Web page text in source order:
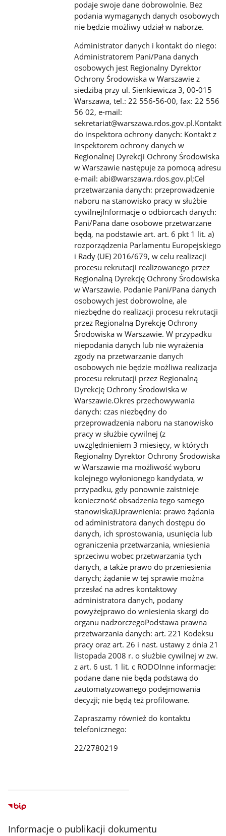
podaje swoje dane dobrowolnie. Bez
podania wymaganych danych osobowych
nie będzie możliwy udział w naborze.
Administrator danych i kontakt do niego:
Administratorem Pani/Pana danych
osobowych jest Regionalny Dyrektor
Ochrony Środowiska w Warszawie z
siedzibą przy ul. Sienkiewicza 3, 00-015
Warszawa, tel.: 22 556-56-00, fax: 22 556
56 02, e-mail:
sekretariat@warszawa.rdos.gov.pl.Kontakt
do inspektora ochrony danych: Kontakt z
inspektorem ochrony danych w
Regionalnej Dyrekcji Ochrony Środowiska
w Warszawie następuje za pomocą adresu
e-mail: abi@warszawa.rdos.gov.pl;Cel
przetwarzania danych: przeprowadzenie
naboru na stanowisko pracy w służbie
cywilnejInformacje o odbiorcach danych:
Pani/Pana dane osobowe przetwarzane
będą, na podstawie art. art. 6 pkt 1 lit. a)
rozporządzenia Parlamentu Europejskiego
i Rady (UE) 2016/679, w celu realizacji
procesu rekrutacji realizowanego przez
Regionalną Dyrekcję Ochrony Środowiska
w Warszawie. Podanie Pani/Pana danych
osobowych jest dobrowolne, ale
niezbędne do realizacji procesu rekrutacji
przez Regionalną Dyrekcję Ochrony
Środowiska w Warszawie. W przypadku
niepodania danych lub nie wyrażenia
zgody na przetwarzanie danych
osobowych nie będzie możliwa realizacja
procesu rekrutacji przez Regionalną
Dyrekcję Ochrony Środowiska w
Warszawie.Okres przechowywania
danych: czas niezbędny do
przeprowadzenia naboru na stanowisko
pracy w służbie cywilnej (z
uwzględnieniem 3 miesięcy, w których
Regionalny Dyrektor Ochrony Środowiska
w Warszawie ma możliwość wyboru
kolejnego wyłonionego kandydata, w
przypadku, gdy ponownie zaistnieje
konieczność obsadzenia tego samego
stanowiska)Uprawnienia: prawo żądania
od administratora danych dostępu do
danych, ich sprostowania, usunięcia lub
ograniczenia przetwarzania, wniesienia
sprzeciwu wobec przetwarzania tych
danych, a także prawo do przeniesienia
danych; żądanie w tej sprawie można
przesłać na adres kontaktowy
administratora danych, podany
powyżejprawo do wniesienia skargi do
organu nadzorczegoPodstawa prawna
przetwarzania danych: art. 221 Kodeksu
pracy oraz art. 26 i nast. ustawy z dnia 21
listopada 2008 r. o służbie cywilnej w zw.
z art. 6 ust. 1 lit. c RODOInne informacje:
podane dane nie będą podstawą do
zautomatyzowanego podejmowania
decyzji; nie będą też profilowane.
Zapraszamy również do kontaktu
telefonicznego:
22/2780219
Informacje o publikacji dokumentu